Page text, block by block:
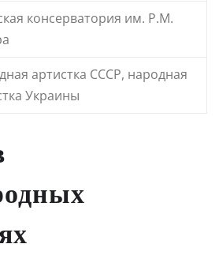
консерватория им. Р.М.
артистка СССР, народная
Украины